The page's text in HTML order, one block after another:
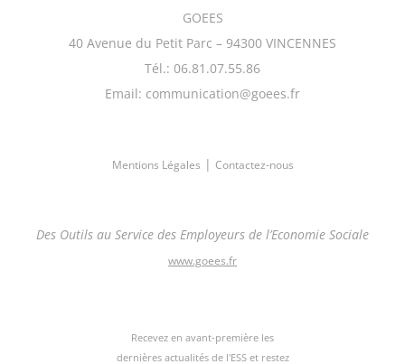
GOEES
40 Avenue du Petit Parc – 94300 VINCENNES
Tél.: 06.81.07.55.86
Email: communication@goees.fr
Mentions Légales | Contactez-nous
Des Outils au Service des Employeurs de l’Economie Sociale
www.goees.fr
Recevez en avant-première les
dernières actualités de l'ESS et restez